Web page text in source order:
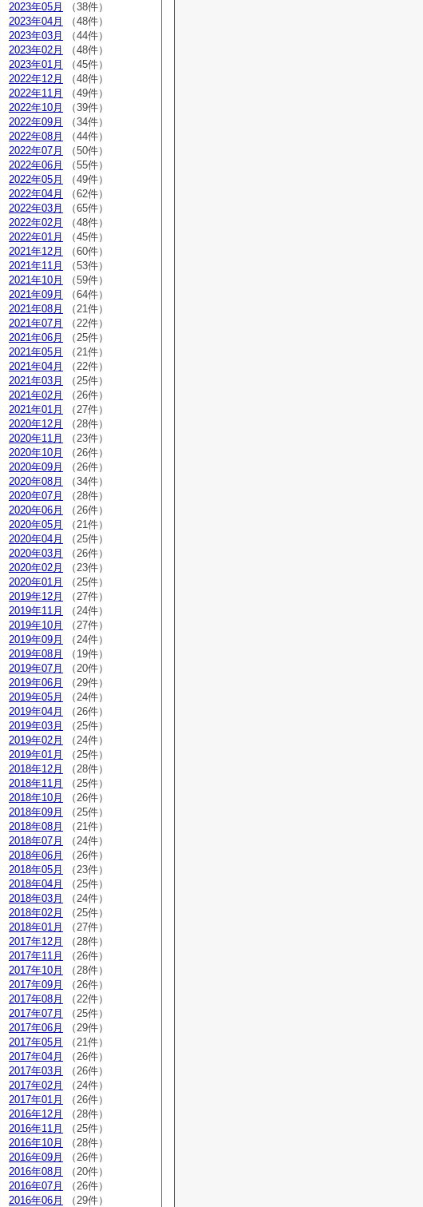
2023年05月
（38件）
2023年04月
（48件）
2023年03月
（44件）
2023年02月
（48件）
2023年01月
（45件）
2022年12月
（48件）
2022年11月
（49件）
2022年10月
（39件）
2022年09月
（34件）
2022年08月
（44件）
2022年07月
（50件）
2022年06月
（55件）
2022年05月
（49件）
2022年04月
（62件）
2022年03月
（65件）
2022年02月
（48件）
2022年01月
（45件）
2021年12月
（60件）
2021年11月
（53件）
2021年10月
（59件）
2021年09月
（64件）
2021年08月
（21件）
2021年07月
（22件）
2021年06月
（25件）
2021年05月
（21件）
2021年04月
（22件）
2021年03月
（25件）
2021年02月
（26件）
2021年01月
（27件）
2020年12月
（28件）
2020年11月
（23件）
2020年10月
（26件）
2020年09月
（26件）
2020年08月
（34件）
2020年07月
（28件）
2020年06月
（26件）
2020年05月
（21件）
2020年04月
（25件）
2020年03月
（26件）
2020年02月
（23件）
2020年01月
（25件）
2019年12月
（27件）
2019年11月
（24件）
2019年10月
（27件）
2019年09月
（24件）
2019年08月
（19件）
2019年07月
（20件）
2019年06月
（29件）
2019年05月
（24件）
2019年04月
（26件）
2019年03月
（25件）
2019年02月
（24件）
2019年01月
（25件）
2018年12月
（28件）
2018年11月
（25件）
2018年10月
（26件）
2018年09月
（25件）
2018年08月
（21件）
2018年07月
（24件）
2018年06月
（26件）
2018年05月
（23件）
2018年04月
（25件）
2018年03月
（24件）
2018年02月
（25件）
2018年01月
（27件）
2017年12月
（28件）
2017年11月
（26件）
2017年10月
（28件）
2017年09月
（26件）
2017年08月
（22件）
2017年07月
（25件）
2017年06月
（29件）
2017年05月
（21件）
2017年04月
（26件）
2017年03月
（26件）
2017年02月
（24件）
2017年01月
（26件）
2016年12月
（28件）
2016年11月
（25件）
2016年10月
（28件）
2016年09月
（26件）
2016年08月
（20件）
2016年07月
（26件）
2016年06月
（29件）